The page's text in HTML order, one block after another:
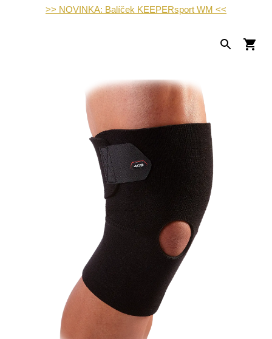
>> NOVINKA: Balíček KEEPERsport WM <<